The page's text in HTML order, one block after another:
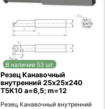
В наличии 53 шт.
Резец Канавочный
внутренний 25х25х240
Т5К10 а=6,5; m=12
Резец Канавочный внутренний